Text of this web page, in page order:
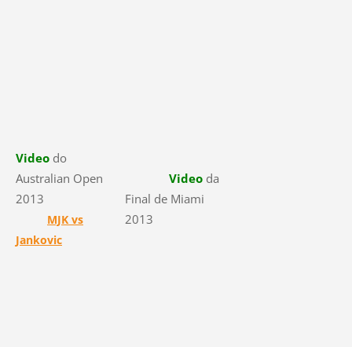
Videodo
Australian Open
2013
MJK vs
Jankovic
Videoda
Final de Miami
2013